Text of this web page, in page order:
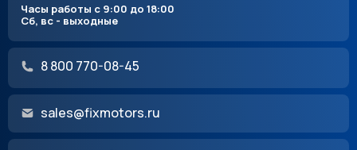
Часы работы с 9:00 до 18:00
Сб, вс - выходные
8 800 770-08-45
sales@fixmotors.ru